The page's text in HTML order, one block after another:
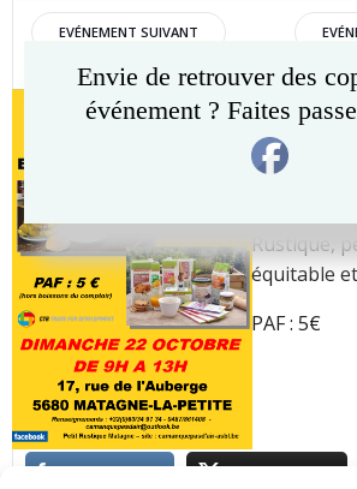
Post
navigation
EVÉNEMENT SUIVANT
21 octobre
13h00.
Rustique,
équitable
PAF : 5€
Envie de retrouver des
événement ? Faites